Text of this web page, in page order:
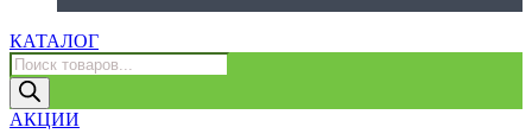
КАТАЛОГ
Поиск
товаров
АКЦИИ